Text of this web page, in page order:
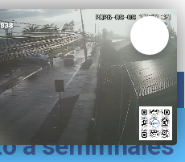
DEPORTES
a semifinales